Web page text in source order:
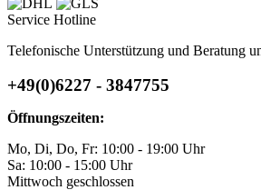
Service Hotline
Telefonische Unterstützung und Beratung
+49(0)6227 - 3847755
Öffnungszeiten:
Mo, Di, Do, Fr: 10:00 - 19:00 Uhr
Sa: 10:00 - 15:00 Uhr
Mittwoch geschlossen